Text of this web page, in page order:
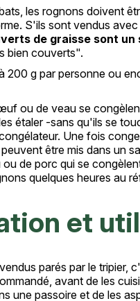
les rognons doivent
S'ils sont vendus
de graisse sont un
bien couverts".
200 g par personne ou
ou de veau se
étaler -sans qu'ils se
Une fois
être mis dans un
de porc qui se
quelques heures au
et
parés par le tripier,
avant de les
une passoire et de les